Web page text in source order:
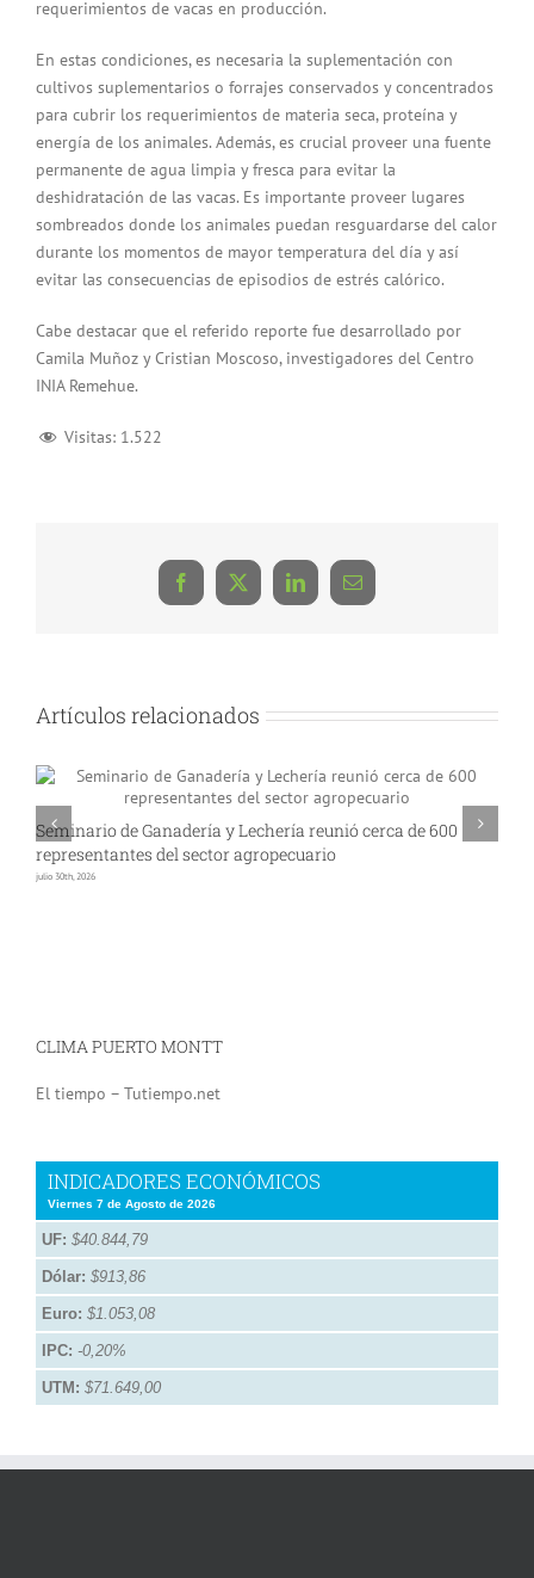
requerimientos de vacas en producción.
En estas condiciones, es necesaria la suplementación con
cultivos suplementarios o forrajes conservados y concentrados
para cubrir los requerimientos de materia seca, proteína y
energía de los animales. Además, es crucial proveer una fuente
permanente de agua limpia y fresca para evitar la
deshidratación de las vacas. Es importante proveer lugares
sombreados donde los animales puedan resguardarse del calor
durante los momentos de mayor temperatura del día y así
evitar las consecuencias de episodios de estrés calórico.
Cabe destacar que el referido reporte fue desarrollado por
Camila Muñoz y Cristian Moscoso, investigadores del Centro
INIA Remehue.
Visitas: 1.522
Facebook
X LinkedInCorreo
electrónico
Artículos relacionados
Seminario de Ganadería y Lechería reunió cerca de 600
representantes del sector agropecuario
julio 30th, 2026
CLIMA PUERTO MONTT
El tiempo – Tutiempo.net
INDICADORES ECONÓMICOS
Viernes 7 de Agosto de 2026
UF: $40.844,79
Dólar: $913,86
Euro: $1.053,08
IPC: -0,20%
UTM: $71.649,00